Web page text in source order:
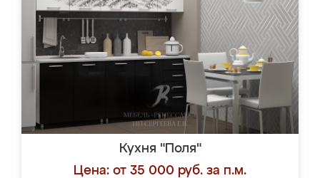
Кухня "Поля"
Цена: от 35 000 руб. за п.м.